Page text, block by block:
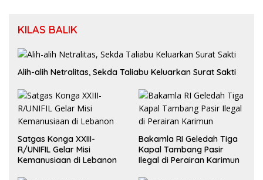
KILAS BALIK
Alih-alih Netralitas, Sekda Taliabu Keluarkan Surat Sakti
Satgas Konga XXIII-
R/UNIFIL Gelar Misi
Kemanusiaan di Lebanon
Bakamla RI Geledah Tiga
Kapal Tambang Pasir
Ilegal di Perairan Karimun